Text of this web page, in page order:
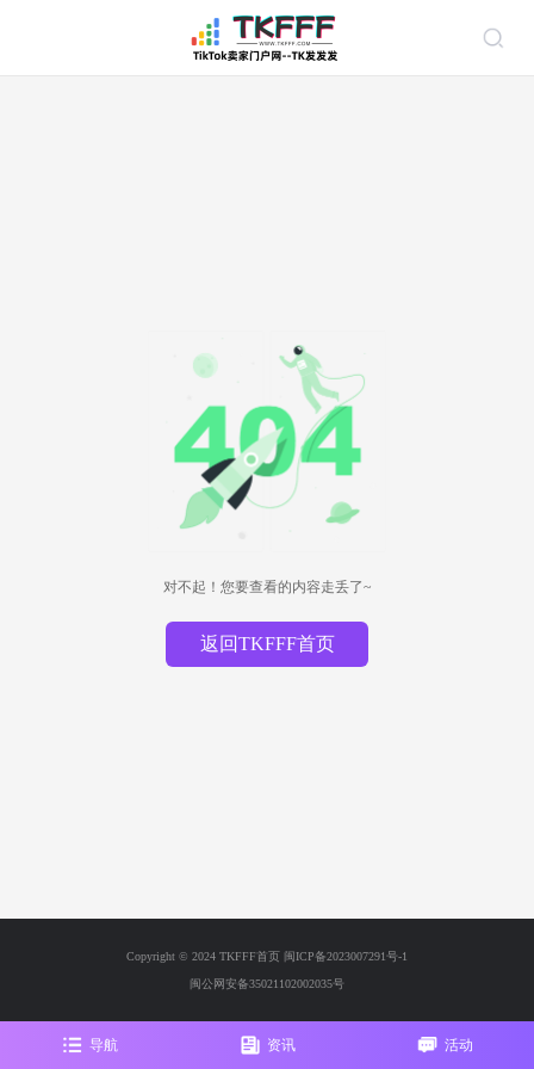
对不起！您要查看的内容走丢了~
返回TKFFF首页
Copyright © 2024 TKFFF首页 闽ICP备2023007291号-1
闽公网安备35021102002035号
导航 资讯 活动